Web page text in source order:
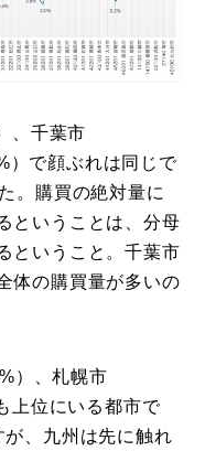
、千葉市
）で顔ぶれは同じで
。購買の絶対量に
ということは、分母
ということ。千葉市
体の購買量が多いの
）、札幌市
上位にいる都市で
、九州は先に触れ